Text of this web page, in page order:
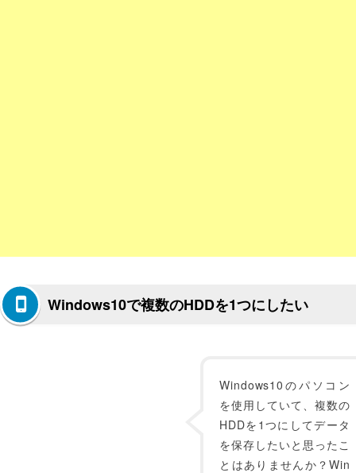
Windows10で複数のHDDを1つにしたい
Windows10のパソコン
を使用していて、複数の
HDDを1つにしてデータ
を保存したいと思ったこ
とはありませんか？Win